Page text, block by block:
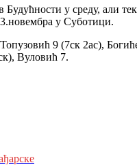
Будућности у среду, али
у Суботици.
9 (7ск 2ас),
Вуловић 7.